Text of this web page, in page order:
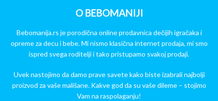
O BEBOMANIJI
Bebomanija.rs je porodična online prodavnica dečijih igračaka i
opreme za decu i bebe. Mi nismo klasična internet prodaja, mi smo
ispred svega roditelji i tako pristupamo svakoj prodaji.
Uvek nastojimo da damo prave savete kako biste izabrali najbolji
proizvod za vaše mališane. Kakve god da su vaše dileme – stojimo
Vam na raspolaganju!